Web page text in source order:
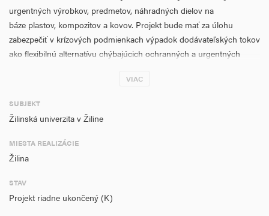
urgentných výrobkov, predmetov, náhradných dielov na
báze plastov, kompozitov a kovov. Projekt bude mať za úlohu
zabezpečiť v krízových podmienkach výpadok dodávateľských tokov
ako flexibilnú alternatívu chýbajúcich ochranných a urgentných
implementácii unikátnych technologických zariadení na báze fúzií
štruktúrou. Produkty vyrábané prostredníctvom fúznych
technológií sú certifikovateľné pre zdravotnícke aplikácie a
implementácie nevyhnutné na zamedzenie šírenia pandémie
COVID. Výstupom realizácie projektu bude transfer výsledkov
vyústi do významnej spolupráce s jednotlivými záchrannými a
zdravotníckymi zložkami, bezpečnostnými a krízovými zložkami s
VIAC
SUBJEKT
Žilinská univerzita v Žiline
MIESTA REALIZÁCIE
Žilina
STAV
Projekt riadne ukončený (K)